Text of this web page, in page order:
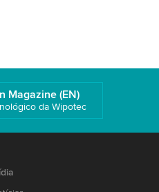
Magazine (EN)
da Wipotec